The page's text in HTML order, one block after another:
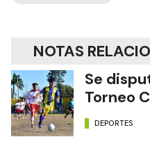
NOTAS
Se
Torneo
DEPORTES